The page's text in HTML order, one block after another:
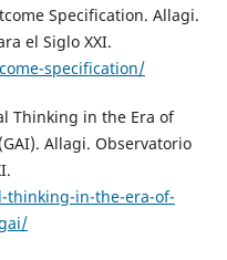
Specification. Allagi.
el Siglo XXI.
specification/
Thinking in the Era of
Allagi. Observatorio
in-the-era-of-